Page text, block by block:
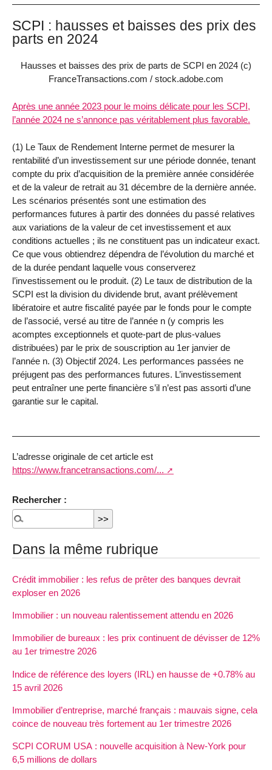
SCPI : hausses et baisses des prix des
parts en 2024
Hausses et baisses des prix de parts de SCPI en 2024 (c)
FranceTransactions.com / stock.adobe.com
Après une année 2023 pour le moins délicate pour les SCPI,
l’année 2024 ne s’annonce pas véritablement plus favorable.
(1) Le Taux de Rendement Interne permet de mesurer la
rentabilité d’un investissement sur une période donnée, tenant
compte du prix d’acquisition de la première année considérée
et de la valeur de retrait au 31 décembre de la dernière année.
Les scénarios présentés sont une estimation des
performances futures à partir des données du passé relatives
aux variations de la valeur de cet investissement et aux
conditions actuelles ; ils ne constituent pas un indicateur exact.
Ce que vous obtiendrez dépendra de l’évolution du marché et
de la durée pendant laquelle vous conserverez
l’investissement ou le produit. (2) Le taux de distribution de la
SCPI est la division du dividende brut, avant prélèvement
libératoire et autre fiscalité payée par le fonds pour le compte
de l’associé, versé au titre de l’année n (y compris les
acomptes exceptionnels et quote-part de plus-values
distribuées) par le prix de souscription au 1er janvier de
l’année n. (3) Objectif 2024. Les performances passées ne
préjugent pas des performances futures. L’investissement
peut entraîner une perte financière s’il n’est pas assorti d’une
garantie sur le capital.
L’adresse originale de cet article est
https://www.francetransactions.com/...
Rechercher :
Dans la même rubrique
Crédit immobilier : les refus de prêter des banques devrait
exploser en 2026
Immobilier : un nouveau ralentissement attendu en 2026
Immobilier de bureaux : les prix continuent de dévisser de 12%
au 1er trimestre 2026
Indice de référence des loyers (IRL) en hausse de +0.78% au
15 avril 2026
Immobilier d’entreprise, marché français : mauvais signe, cela
coince de nouveau très fortement au 1er trimestre 2026
SCPI CORUM USA : nouvelle acquisition à New-York pour
6,5 millions de dollars